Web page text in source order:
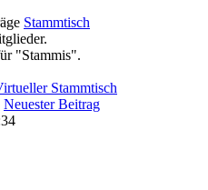
Stammtisch
"Stammis".
Stammtisch
Neuester Beitrag